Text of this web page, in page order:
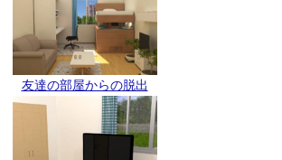
友達の部屋からの脱出